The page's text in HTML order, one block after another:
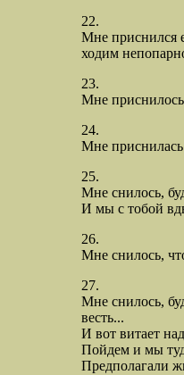
22.
Мне приснился
ходим
23.
Мне
24.
Мне приснилась
25.
Мне снилось,
И мы с тобой
26.
Мне снилось,
27.
Мне снилось,
весть...
И вот витает
Пойдем и мы
Предполагали